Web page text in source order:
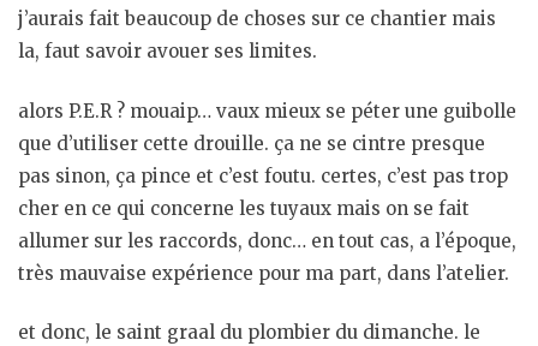
j’aurais fait beaucoup de choses sur ce chantier mais
la, faut savoir avouer ses limites.
alors P.E.R ? mouaip… vaux mieux se péter une guibolle
que d’utiliser cette drouille. ça ne se cintre presque
pas sinon, ça pince et c’est foutu. certes, c’est pas trop
cher en ce qui concerne les tuyaux mais on se fait
allumer sur les raccords, donc… en tout cas, a l’époque,
très mauvaise expérience pour ma part, dans l’atelier.
et donc, le saint graal du plombier du dimanche. le